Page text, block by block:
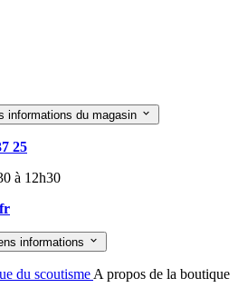
informations du magasin 
25
à 12h30
informations 
du scoutisme A propos de la boutique